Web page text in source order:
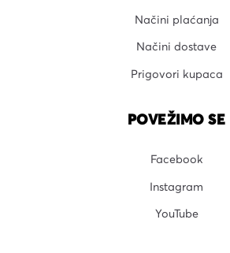
Načini plaćanja
Načini dostave
Prigovori kupaca
POVEŽIMO SE
Facebook
Instagram
YouTube